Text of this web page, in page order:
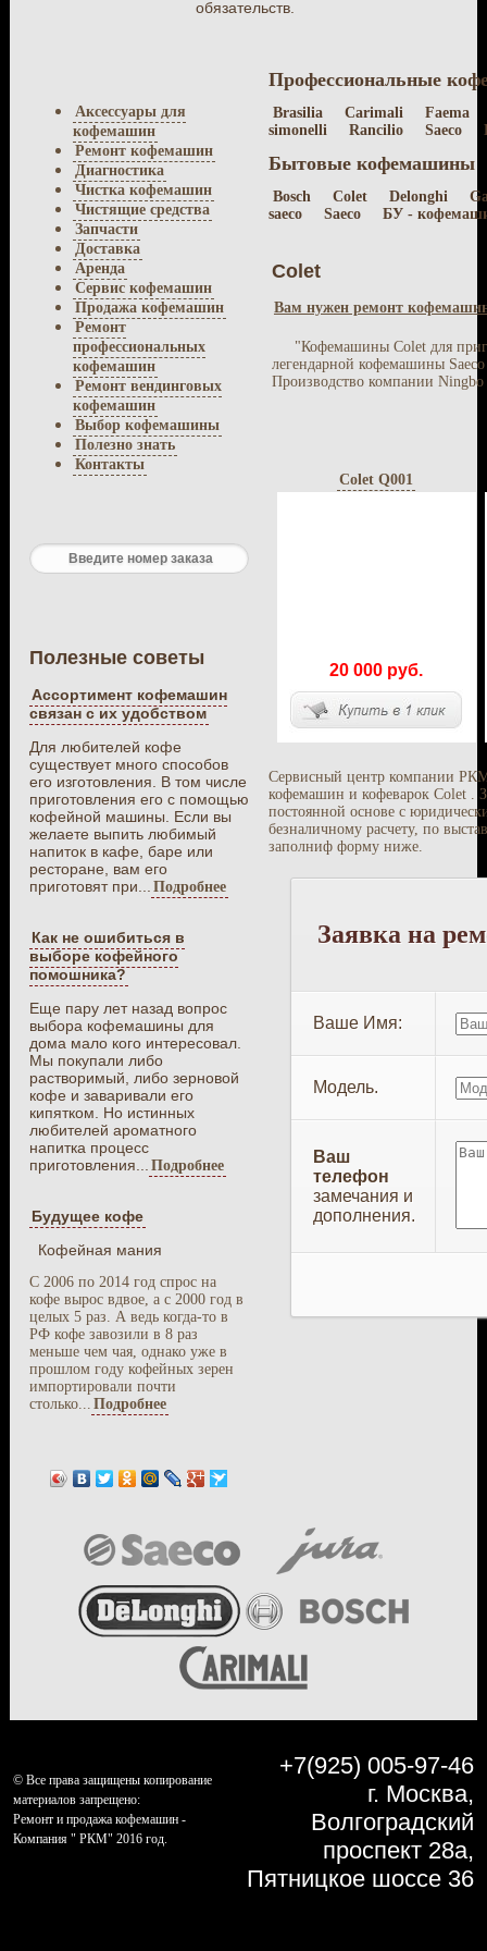
обязательств.
Аксессуары для
кофемашин
Ремонт кофемашин
Диагностика
Чистка кофемашин
Чистящие средства
Запчасти
Доставка
Аренда
Сервис кофемашин
Продажа кофемашин
Ремонт
профессиональных
кофемашин
Ремонт вендинговых
кофемашин
Выбор кофемашины
Полезно знать
Контакты
Полезные советы
Ассортимент кофемашин
связан с их удобством
Для любителей кофе
существует много способов
его изготовления. В том числе
приготовления его с помощью
кофейной машины. Если вы
желаете выпить любимый
напиток в кафе, баре или
ресторане, вам его
приготовят при...
Подробнее
Как не ошибиться в
выборе кофейного
помошника?
Еще пару лет назад вопрос
выбора кофемашины для
дома мало кого интересовал.
Мы покупали либо
растворимый, либо зерновой
кофе и заваривали его
кипятком. Но истинных
любителей ароматного
напитка процесс
приготовления...
Подробнее
Будущее кофе
Кофейная мания
С 2006 по 2014 год спрос на
кофе вырос вдвое, а с 2000 год в
целых 5 раз. А ведь когда-то в
РФ кофе завозили в 8 раз
меньше чем чая, однако уже в
прошлом году кофейных зерен
импортировали почти
столько...
Подробнее
Профессиональные
Brasilia Carimali
Faema
simonelli
Rancilio Saeco
Бытовые кофемашины
Bosch Colet Delonghi
saeco
Saeco БУ -
Colet
Вам нужен ремонт
"Кофемашины Colet для
легендарной кофемашины
Производство компании
Colet Q001
20 000 руб.
Сервисный центр компании РКМ
кофемашин и кофеварок Colet .
постоянной основе с
безналичному расчету, по
заполниф форму ниже.
Заявка на
Ваше Имя:
Модель.
Ваш
телефон
замечания и
дополнения.
© Все права защищены копирование
материалов запрещено:
Ремонт и продажа кофемашин -
Компания " РКМ" 2016 год.
+7(925) 005-97-46
г. Москва,
Волгоградский
проспект 28а,
Пятницкое шоссе 36